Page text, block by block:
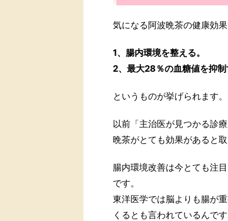
気になる阿波晩茶の健康効果
1、腸内環境を整える。
2、最大28％の血糖値を抑制
というものが挙げられます。
以前「主治医が見つかる診
晩茶がとても効果があると
腸内環境改善は今とても注
です。
東洋医学では脳よりも腸が
くるとも言われているんです